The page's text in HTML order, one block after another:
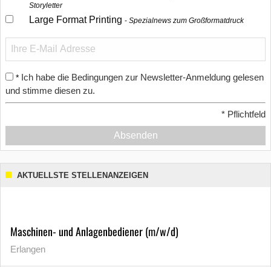
Storyletter
Large Format Printing Spezialnews zum Großformatdruck
* Ich habe die Bedingungen zur Newsletter-Anmeldung gelesen
und stimme diesen zu.
* Pflichtfeld
Absenden
AKTUELLSTE STELLENANZEIGEN
Maschinen- und Anlagenbediener (m/w/d)
Erlangen